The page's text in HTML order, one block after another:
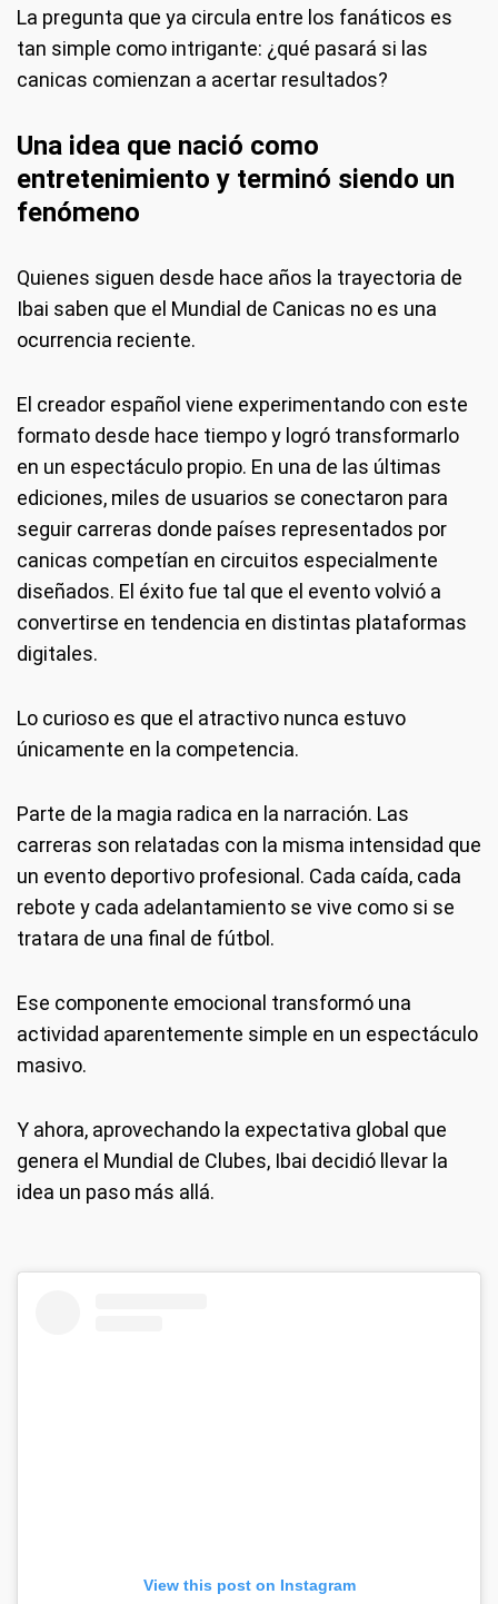
La pregunta que ya circula entre los fanáticos es
tan simple como intrigante: ¿qué pasará si las
canicas comienzan a acertar resultados?
Una idea que nació como
entretenimiento y terminó siendo un
fenómeno
Quienes siguen desde hace años la trayectoria de
Ibai saben que el Mundial de Canicas no es una
ocurrencia reciente.
El creador español viene experimentando con este
formato desde hace tiempo y logró transformarlo
en un espectáculo propio. En una de las últimas
ediciones, miles de usuarios se conectaron para
seguir carreras donde países representados por
canicas competían en circuitos especialmente
diseñados. El éxito fue tal que el evento volvió a
convertirse en tendencia en distintas plataformas
digitales.
Lo curioso es que el atractivo nunca estuvo
únicamente en la competencia.
Parte de la magia radica en la narración. Las
carreras son relatadas con la misma intensidad que
un evento deportivo profesional. Cada caída, cada
rebote y cada adelantamiento se vive como si se
tratara de una final de fútbol.
Ese componente emocional transformó una
actividad aparentemente simple en un espectáculo
masivo.
Y ahora, aprovechando la expectativa global que
genera el Mundial de Clubes, Ibai decidió llevar la
idea un paso más allá.
View this post on Instagram